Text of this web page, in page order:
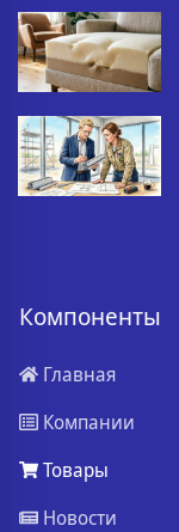
Компоненты
Главная
Компании
Товары
Новости